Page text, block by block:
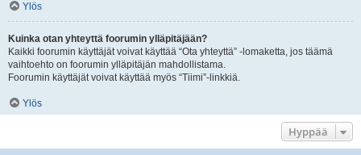
Ylös
Kuinka otan yhteyttä foorumin ylläpitäjään?
Kaikki foorumin käyttäjät voivat käyttää “Ota yhteyttä” -lomaketta, jos täämä
vaihtoehto on foorumin ylläpitäjän mahdollistama.
Foorumin käyttäjät voivat käyttää myös “Tiimi”-linkkiä.
Ylös
Hyppää